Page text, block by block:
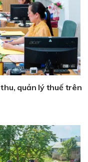
quản lý thuế trên